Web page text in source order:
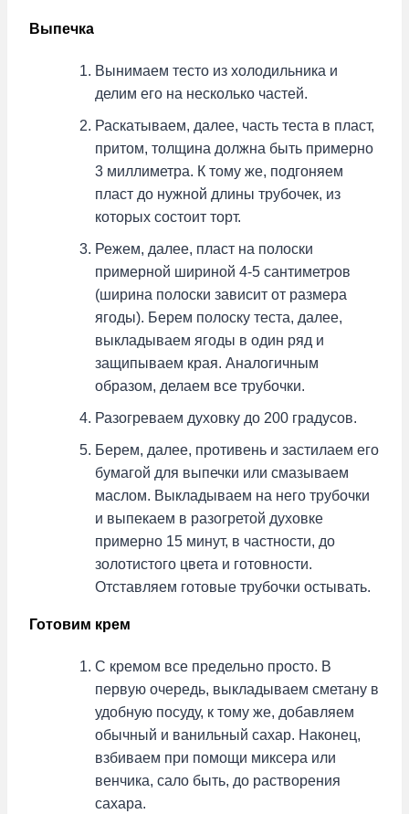
Выпечка
Вынимаем тесто из холодильника и
делим его на несколько частей.
Раскатываем, далее, часть теста в пласт,
притом, толщина должна быть примерно
3 миллиметра. К тому же, подгоняем
пласт до нужной длины трубочек, из
которых состоит торт.
Режем, далее, пласт на полоски
примерной шириной 4-5 сантиметров
(ширина полоски зависит от размера
ягоды). Берем полоску теста, далее,
выкладываем ягоды в один ряд и
защипываем края. Аналогичным
образом, делаем все трубочки.
Разогреваем духовку до 200 градусов.
Берем, далее, противень и застилаем его
бумагой для выпечки или смазываем
маслом. Выкладываем на него трубочки
и выпекаем в разогретой духовке
примерно 15 минут, в частности, до
золотистого цвета и готовности.
Отставляем готовые трубочки остывать.
Готовим крем
С кремом все предельно просто. В
первую очередь, выкладываем сметану в
удобную посуду, к тому же, добавляем
обычный и ванильный сахар. Наконец,
взбиваем при помощи миксера или
венчика, сало быть, до растворения
сахара.